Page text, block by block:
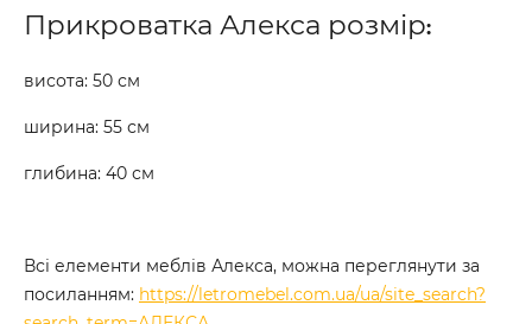
Прикроватка Алекса розмір:
висота: 50 см
ширина: 55 см
глибина: 40 см
Всі елементи меблів Алекса, можна переглянути за
посиланням: https://letromebel.com.ua/ua/site_search?